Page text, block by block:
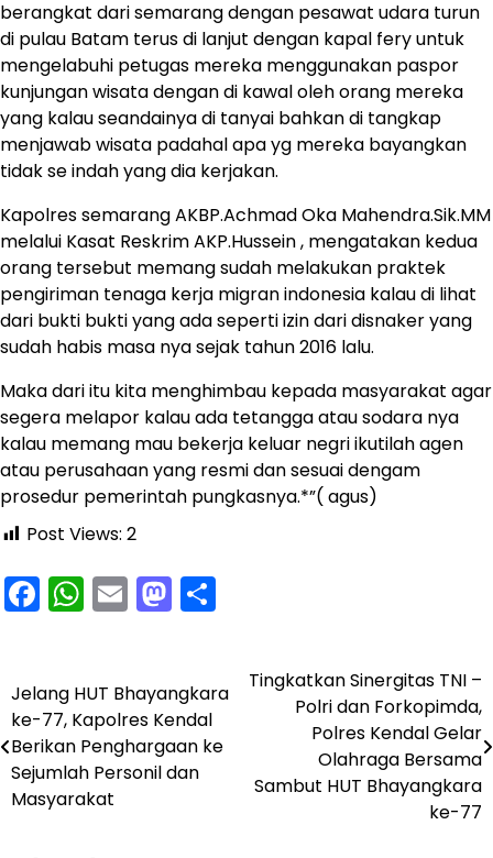
berangkat dari semarang dengan pesawat udara turun
di pulau Batam terus di lanjut dengan kapal fery untuk
mengelabuhi petugas mereka menggunakan paspor
kunjungan wisata dengan di kawal oleh orang mereka
yang kalau seandainya di tanyai bahkan di tangkap
menjawab wisata padahal apa yg mereka bayangkan
tidak se indah yang dia kerjakan.
Kapolres semarang AKBP.Achmad Oka Mahendra.Sik.MM
melalui Kasat Reskrim AKP.Hussein , mengatakan kedua
orang tersebut memang sudah melakukan praktek
pengiriman tenaga kerja migran indonesia kalau di lihat
dari bukti bukti yang ada seperti izin dari disnaker yang
sudah habis masa nya sejak tahun 2016 lalu.
Maka dari itu kita menghimbau kepada masyarakat agar
segera melapor kalau ada tetangga atau sodara nya
kalau memang mau bekerja keluar negri ikutilah agen
atau perusahaan yang resmi dan sesuai dengam
prosedur pemerintah pungkasnya.*”( agus)
Post Views: 2
Facebook
WhatsApp
EmailMastodon
Navigasi
pos
Jelang HUT Bhayangkara
ke-77, Kapolres Kendal
Berikan Penghargaan ke
Sejumlah Personil dan
Masyarakat
Tingkatkan Sinergitas TNI –
Polri dan Forkopimda,
Polres Kendal Gelar
Olahraga Bersama
Sambut HUT Bhayangkara
ke-77